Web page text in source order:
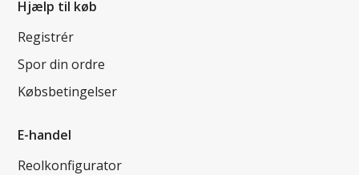
Hjælp til køb
Registrér
Spor din ordre
Købsbetingelser
E-handel
Reolkonfigurator